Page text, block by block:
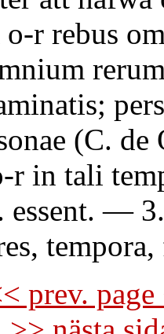
r rebus
(C.
r in tali
—
prev.